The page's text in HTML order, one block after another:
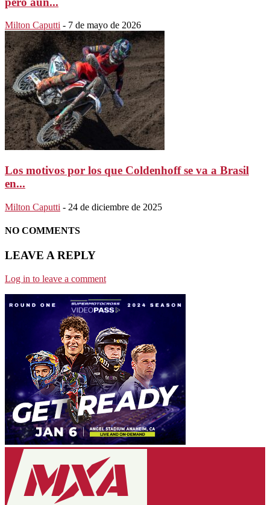
Milton Caputti - 7 de mayo de 2026
Los motivos por los que Coldenhoff se va a Brasil
en...
Milton Caputti - 24 de diciembre de 2025
NO COMMENTS
LEAVE A REPLY
Log in to leave a comment